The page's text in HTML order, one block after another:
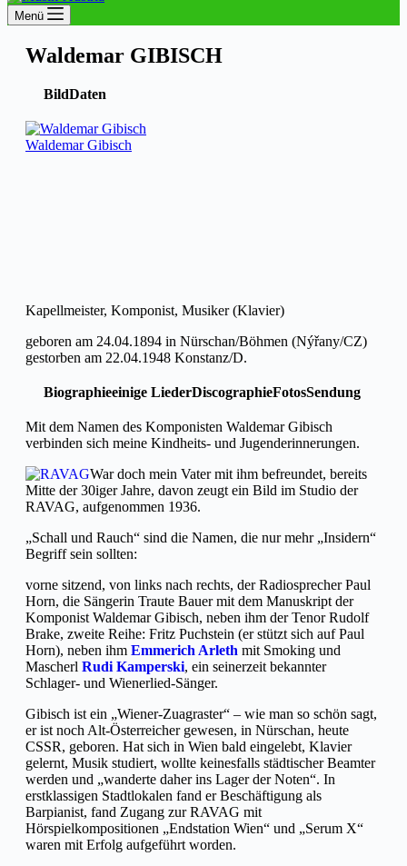
Menü
Waldemar GIBISCH
BildDaten
Waldemar Gibisch
Kapellmeister, Komponist, Musiker (Klavier)
geboren am 24.04.1894 in Nürschan/Böhmen (Nýřany/CZ)
gestorben am 22.04.1948 Konstanz/D.
Biographieeinige LiederDiscographieFotosSendung
Mit dem Namen des Komponisten Waldemar Gibisch
verbinden sich meine Kindheits- und Jugenderinnerungen.
War doch mein Vater mit ihm befreundet, bereits
Mitte der 30iger Jahre, davon zeugt ein Bild im Studio der
RAVAG, aufgenommen 1936.
„Schall und Rauch“ sind die Namen, die nur mehr „Insidern“
Begriff sein sollten:
vorne sitzend, von links nach rechts, der Radiosprecher Paul
Horn, die Sängerin Traute Bauer mit dem Manuskript der
Komponist Waldemar Gibisch, neben ihm der Tenor Rudolf
Brake, zweite Reihe: Fritz Puchstein (er stützt sich auf Paul
Horn), neben ihm Emmerich Arleth mit Smoking und
Mascherl Rudi Kamperski, ein seinerzeit bekannter
Schlager- und Wienerlied-Sänger.
Gibisch ist ein „Wiener-Zuagraster“ – wie man so schön sagt,
er ist noch Alt-Österreicher gewesen, in Nürschan, heute
CSSR, geboren. Hat sich in Wien bald eingelebt, Klavier
gelernt, Musik studiert, wollte keinesfalls städtischer Beamter
werden und „wanderte daher ins Lager der Noten“. In
erstklassigen Stadtlokalen fand er Beschäftigung als
Barpianist, fand Zugang zur RAVAG mit
Hörspielkompositionen „Endstation Wien“ und „Serum X“
waren mit Erfolg aufgeführt worden.